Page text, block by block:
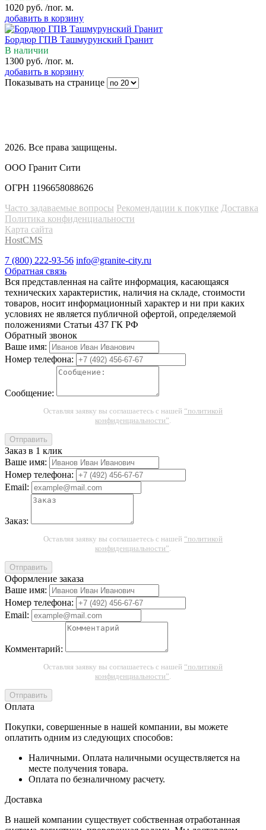
1020 руб. /пог. м.
добавить в корзину
Бордюр ГПВ Ташмурунский Гранит
В наличии
1300 руб. /пог. м.
добавить в корзину
Показывать на странице
2026. Все права защищены.
ООО Гранит Сити
ОГРН 1196658088626
Часто задаваемые вопросы Рекомендации к покупке Доставка
Политика конфиденциальности
Карта сайта
HostCMS
7 (800) 222-93-56 info@granite-city.ru
Обратная связь
Вся представленная на сайте информация, касающаяся
технических характеристик, наличия на складе, стоимости
товаров, носит информационный характер и ни при каких
условиях не является публичной офертой, определяемой
положениями Статьи 437 ГК РФ
Обратный звонок
Ваше имя:
Номер телефона:
Сообщение:
Оставляя заявку вы соглашаетесь с нашей “политикой
конфиденциальности”
Отправить
Заказ в 1 клик
Ваше имя:
Номер телефона:
Email:
Заказ:
Оставляя заявку вы соглашаетесь с нашей “политикой
конфиденциальности”
Отправить
Оформление заказа
Ваше имя:
Номер телефона:
Email:
Комментарий:
Оставляя заявку вы соглашаетесь с нашей “политикой
конфиденциальности”
Отправить
Оплата
Покупки, совершенные в нашей компании, вы можете
оплатить одним из следующих способов:
Наличными. Оплата наличными осуществляется на
месте получения товара.
Оплата по безналичному расчету.
Доставка
В нашей компании существует собственная отработанная